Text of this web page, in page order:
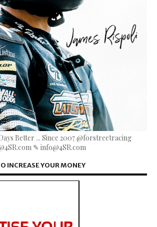
Better ... Since 2007 @forstreetracing
✎ info@4SR.com
INCREASE YOUR MONEY